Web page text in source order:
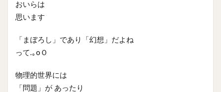
おいらは
思います
「まぼろし」であり「幻想」だよね
って.｡oＯ
物理的世界には
「問題」が あったり